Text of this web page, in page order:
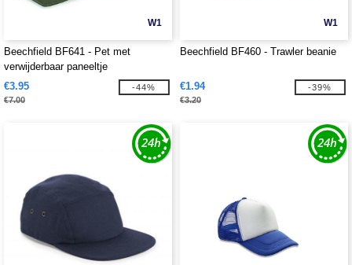
W1
Beechfield BF641 - Pet met
verwijderbaar paneeltje
€3.95
€7.00
-44%
W1
Beechfield BF460 - Trawler beanie
€1.94
€3.20
-39%